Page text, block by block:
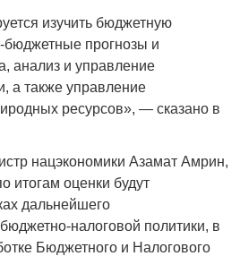
изучить бюджетную
бюджетные прогнозы и
анализ и управление
а также управление
ресурсов», — сказано в
нацэкономики Азамат Амрин,
итогам оценки будут
дальнейшего
налоговой политики, в
Бюджетного и Налогового